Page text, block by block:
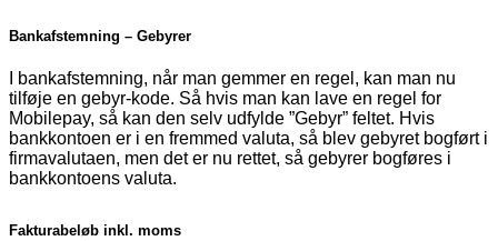
Bankafstemning – Gebyrer
I bankafstemning, når man gemmer en regel, kan man nu
tilføje en gebyr-kode. Så hvis man kan lave en regel for
Mobilepay, så kan den selv udfylde ”Gebyr” feltet. Hvis
bankkontoen er i en fremmed valuta, så blev gebyret bogført i
firmavalutaen, men det er nu rettet, så gebyrer bogføres i
bankkontoens valuta.
Fakturabeløb inkl. moms